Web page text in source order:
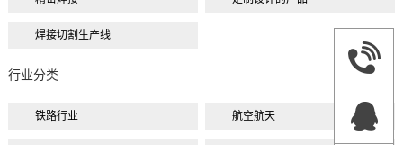
焊接切割生产线
行业分类
铁路行业 航空航天